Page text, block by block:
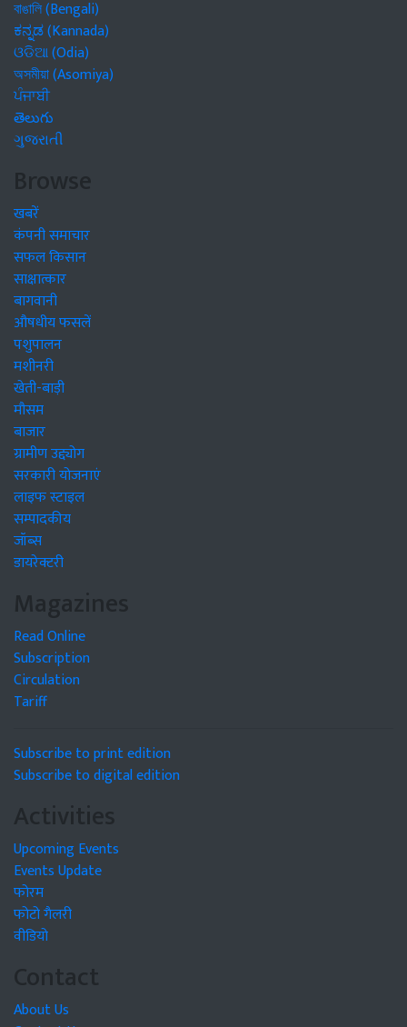
বাঙালি (Bengali)
ಕನ್ನಡ (Kannada)
ଓଡିଆ (Odia)
অসমীয়া (Asomiya)
ਪੰਜਾਬੀ
తెలుగు
ગુજરાતી
Browse
खबरें
कंपनी समाचार
सफल किसान
साक्षात्कार
बागवानी
औषधीय फसलें
पशुपालन
मशीनरी
खेती-बाड़ी
मौसम
बाजार
ग्रामीण उद्द्योग
सरकारी योजनाएं
लाइफ स्टाइल
सम्पादकीय
जॉब्स
डायरेक्टरी
Magazines
Read Online
Subscription
Circulation
Tariff
Subscribe to print edition
Subscribe to digital edition
Activities
Upcoming Events
Events Update
फोरम
फोटो गैलरी
वीडियो
Contact
About Us